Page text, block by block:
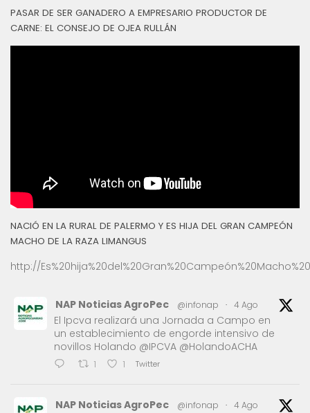
PASAR DE SER GANADERO A EMPRESARIO PRODUCTOR DE
CARNE: EL CONSEJO DE OJEA RULLÁN
NACIÓ EN LA RURAL DE PALERMO Y ES HIJA DEL GRAN CAMPEÓN
MACHO DE LA RAZA LIMANGUS
http://
NAP Noticias AgroPec @infonap · 4 Ago
El Ipcva realizará una Jornada a Campo en
un establecimiento de engorde intensivo de
novillos Holando @IPCVA @HolandoACHA
1 1 Twitter
NAP Noticias AgroPec @infonap · 4 Ago